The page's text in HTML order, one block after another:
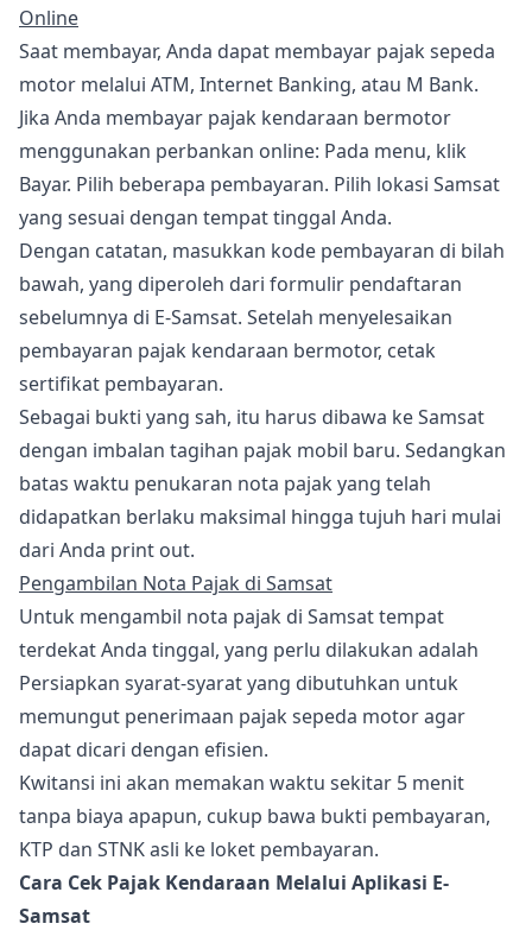
Online
Saat membayar, Anda dapat membayar pajak sepeda
motor melalui ATM, Internet Banking, atau M Bank.
Jika Anda membayar pajak kendaraan bermotor
menggunakan perbankan online: Pada menu, klik
Bayar. Pilih beberapa pembayaran. Pilih lokasi Samsat
yang sesuai dengan tempat tinggal Anda.
Dengan catatan, masukkan kode pembayaran di bilah
bawah, yang diperoleh dari formulir pendaftaran
sebelumnya di E-Samsat. Setelah menyelesaikan
pembayaran pajak kendaraan bermotor, cetak
sertifikat pembayaran.
Sebagai bukti yang sah, itu harus dibawa ke Samsat
dengan imbalan tagihan pajak mobil baru. Sedangkan
batas waktu penukaran nota pajak yang telah
didapatkan berlaku maksimal hingga tujuh hari mulai
dari Anda print out.
Pengambilan Nota Pajak di Samsat
Untuk mengambil nota pajak di Samsat tempat
terdekat Anda tinggal, yang perlu dilakukan adalah
Persiapkan syarat-syarat yang dibutuhkan untuk
memungut penerimaan pajak sepeda motor agar
dapat dicari dengan efisien.
Kwitansi ini akan memakan waktu sekitar 5 menit
tanpa biaya apapun, cukup bawa bukti pembayaran,
KTP dan STNK asli ke loket pembayaran.
Cara Cek Pajak Kendaraan Melalui Aplikasi E-
Samsat